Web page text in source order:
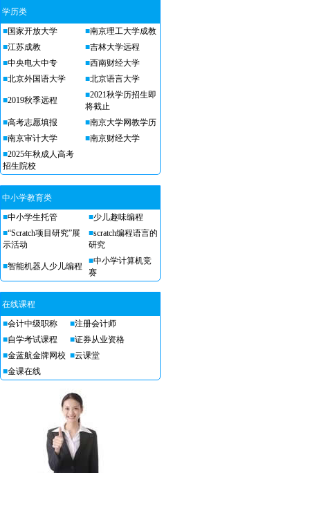
学历类
■国家开放大学 ■南京理工大学成教
■江苏成教 ■吉林大学远程
■中央电大中专 ■西南财经大学
■北京外国语大学 ■北京语言大学
■2019秋季远程
■2021秋学历招生即
将截止
■高考志愿填报 ■南京大学网教学历
■南京审计大学 ■南京财经大学
■2025年秋成人高考
招生院校
中小学教育类
■中小学生托管 ■少儿趣味编程
■“Scratch项目研究”展
示活动
■scratch编程语言的
研究
■智能机器人少儿编程
■中小学计算机竞
赛
在线课程
■会计中级职称 ■注册会计师
■自学考试课程 ■证券从业资格
■金蓝航金牌网校 ■云课堂
■金课在线